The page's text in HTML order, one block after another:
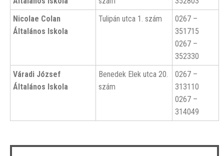
Nicolae Colan
Általános Iskola
Tulipán utca 1. szám
0267 –
351715
0267 –
352330
Váradi József
Általános Iskola
Benedek Elek utca 20.
szám
0267 –
313110
0267 –
314049